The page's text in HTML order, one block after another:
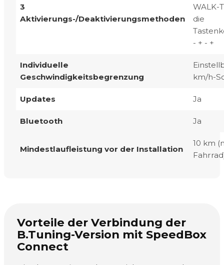
3
Aktivierungs-/Deaktivierungsmethoden
WALK-
die
- + - +
Individuelle
Geschwindigkeitsbegrenzung
km/h-
Updates Ja
Bluetooth Ja
Mindestlaufleistung vor der Installation
10 km
Vorteile der Verbindung der
B.Tuning-Version mit SpeedBox
Connect